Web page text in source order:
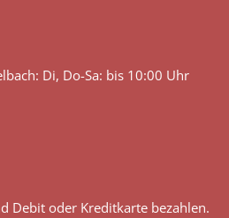
Di, Do-Sa: bis 10:00 Uhr
Debit oder Kreditkarte bezahlen.